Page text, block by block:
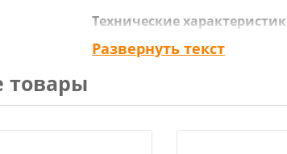
Технические
Тип: Сито для зернодробилки
Диаметр отверстий: 4 мм
Развернуть текст
товары